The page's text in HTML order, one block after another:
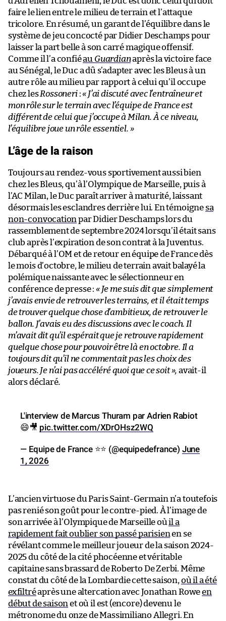
faire le lien entre le milieu de terrain et l’attaque
tricolore. En résumé, un garant de l’équilibre dans le
système de jeu concocté par Didier Deschamps pour
laisser la part belle à son carré magique offensif.
Comme il l’a confiéau Guardianaprès la victoire face
au Sénégal, le Duc a dû s’adapter avec les Bleus à un
autre rôle au milieu par rapport à celui qu’il occupe
chez lesRossoneri:« J’ai discuté avec l’entraîneur et
mon rôle sur le terrain avec l’équipe de France est
différent de celui que j’occupe à Milan. À ce niveau,
l’équilibre joue un rôle essentiel. »
L’âge de la raison
Toujours au rendez-vous sportivement aussi bien
chez les Bleus, qu’à l’Olympique de Marseille, puis à
l’AC Milan, le Duc paraît arriver à maturité, laissant
désormais les esclandres derrière lui. En témoigne sa
non-convocation par Didier Deschamps lors du
rassemblement de septembre 2024 lorsqu’il était sans
club après l’expiration de son contrat à la Juventus.
Débarqué à l’OM et de retour en équipe de France dès
le mois d’octobre, le milieu de terrain avait balayé la
polémique naissante avec le sélectionneur en
conférence de presse : « Je me suis dit que simplement
j’avais envie de retrouver les terrains, et il était temps
de trouver quelque chose d’ambitieux, de retrouver le
ballon. J’avais eu des discussions avec le coach. Il
m’avait dit qu’il espérait que je retrouve rapidement
quelque chose pour pouvoir être là en octobre. Il a
toujours dit qu’il ne commentait pas les choix des
joueurs. Je n’ai pas accéléré quoi que ce soit »,avait-il
alors déclaré.
L'interview de Marcus Thuram par Adrien Rabiot
😄🎥 pic.twitter.com/XDrOHsz2WQ
— Equipe de France ⭐⭐ (@equipedefrance) June
1, 2026
L’ancien virtuose du Paris Saint-Germain n’a toutefois
pas renié son goût pour le contre-pied. À l’image de
son arrivée à l’Olympique de Marseille oùil a
rapidement fait oublier son passé parisienen se
révélant comme le meilleur joueur de la saison 2024-
2025 du côté de la cité phocéenne et véritable
capitaine sans brassard de Roberto De Zerbi. Même
constat du côté de la Lombardie cette saison, où il a été
exfiltréaprès une altercation avec Jonathan Roween
début de saison et où il est (encore) devenu le
métronome du onze de Massimiliano Allegri. En